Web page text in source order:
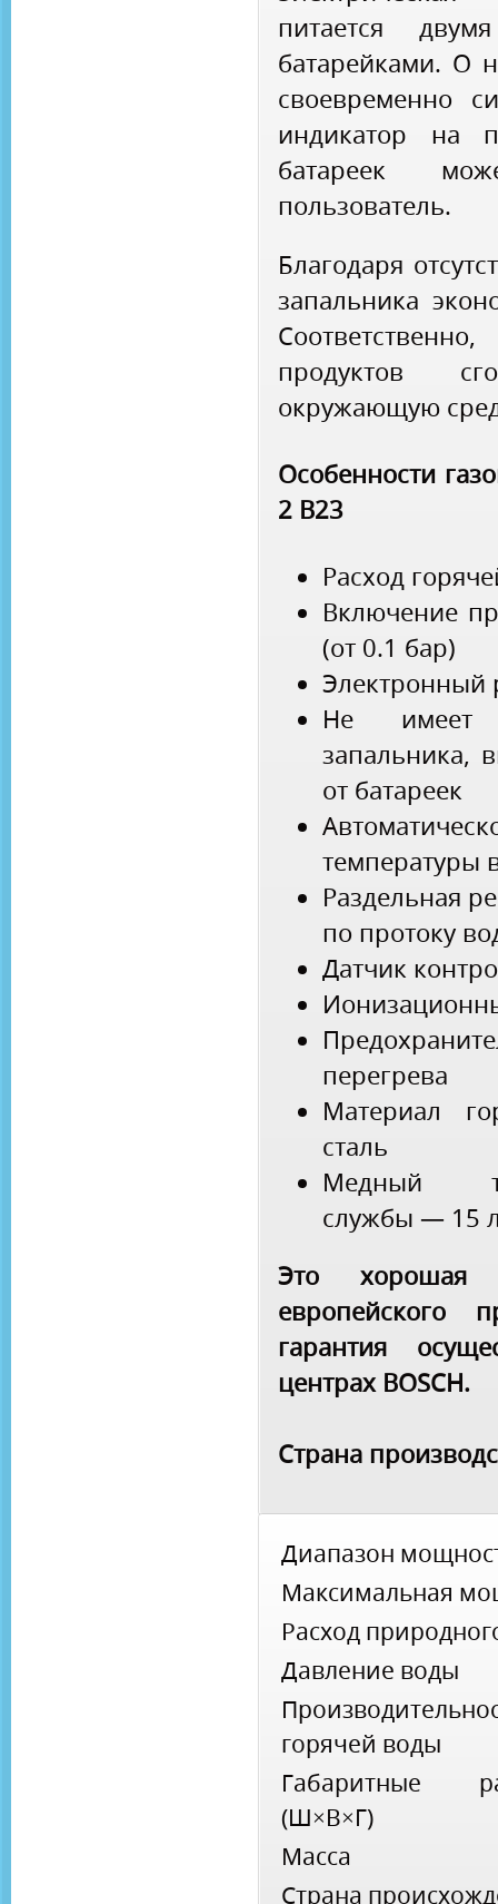
питается
батарейками. О
своевременно
индикатор на
батареек
пользователь.
Благодаря
запальника
продуктов
окружающую
Особенности
2 B23
Расход
Включение
(от 0.1 бар)
Электронный
Не имеет
запальника,
от батареек
температуры
Раздельная
по протоку
Датчик
перегрева
Материал
сталь
Медный
службы — 15
Это хорошая
европейского
гарантия
центрах BOSCH.
Страна
Диапазон
Максимальная
Расход
Давление воды
горячей воды
Габаритные
(Ш×В×Г)
Масса
Страна